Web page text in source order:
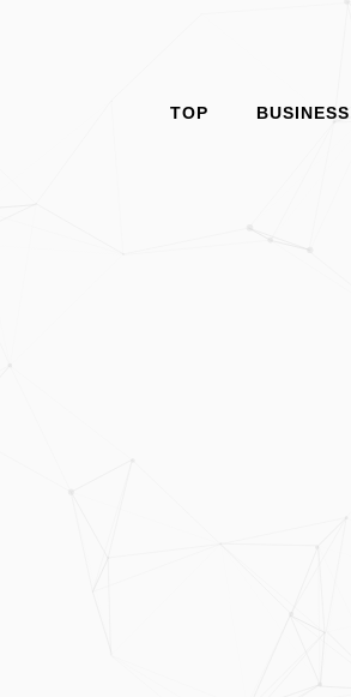
TOP BUSINESS